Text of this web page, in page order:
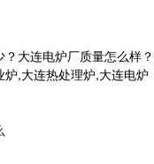
大连电炉厂质量怎么样？
,大连热处理炉,大连电炉